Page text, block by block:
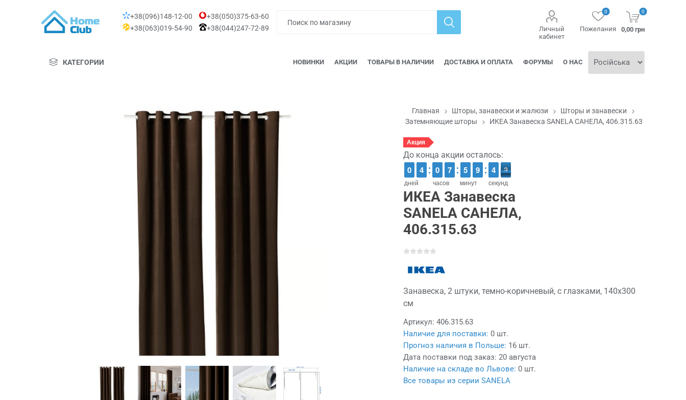
+38(096)148-12-00
+38(050)375-63-60
+38(063)019-54-90
+38(044)247-72-89
Личный
кабинет
Пожелания
0 0
0,00 грн
КАТЕГОРИИ НОВИНКИ АКЦИИ ТОВАРЫ В НАЛИЧИИ ДОСТАВКА И ОПЛАТА ФОРУМЫ О НАС
Главная Шторы, занавески и жалюзи
Шторы и занавески
Затемняющие шторы
ИКЕА Занавеска SANELA САНЕЛА, 406.315.63
Акция
До конца акции осталось:
дней
9
9
0
0 3
3
4
4
часов
9
9
0
0 6
6
7
7
минут
4
4
5
5 8
8
9
9
секунд
5
4
4 3
2
2
ИКЕА Занавеска
SANELA САНЕЛА,
406.315.63
Занавеска, 2 штуки, темно-коричневый, с глазками, 140x300
см
Артикул: 406.315.63
Наличие для поставки: 0 шт.
Прогноз наличия в Польше: 16 шт.
Дата поставки под заказ: 20 августа
Наличие на складе во Львове: 0 шт.
Все товары из серии SANELA